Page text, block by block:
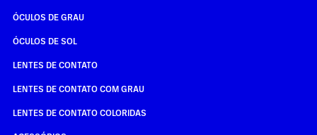
ÓCULOS DE GRAU
ÓCULOS DE SOL
LENTES DE CONTATO
LENTES DE CONTATO COM GRAU
LENTES DE CONTATO COLORIDAS